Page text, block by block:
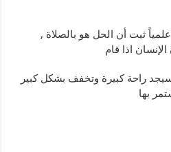
ثبت أن الحل هو بالصلاة ,
اذا قام
راحة كبيرة وتخفف بشكل كبير
بها